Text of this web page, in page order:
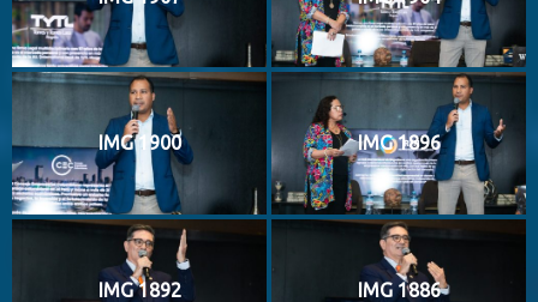
IMG 1900 IMG 1896
IMG 1892 IMG 1886